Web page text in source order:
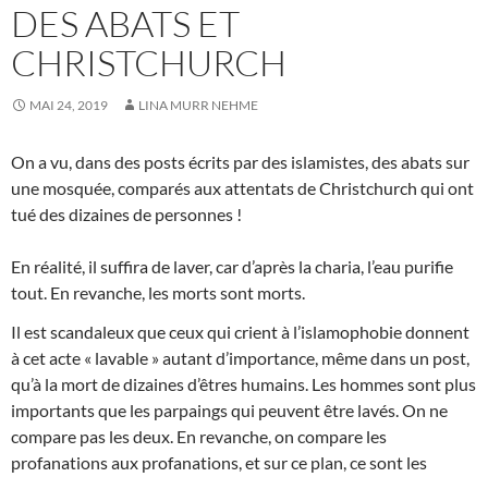
DES ABATS ET
CHRISTCHURCH
MAI 24, 2019 LINA MURR NEHME
On a vu, dans des posts écrits par des islamistes, des abats sur
une mosquée, comparés aux attentats de Christchurch qui ont
tué des dizaines de personnes !
En réalité, il suffira de laver, car d’après la charia, l’eau purifie
tout. En revanche, les morts sont morts.
Il est scandaleux que ceux qui crient à l’islamophobie donnent
à cet acte « lavable » autant d’importance, même dans un post,
qu’à la mort de dizaines d’êtres humains. Les hommes sont plus
importants que les parpaings qui peuvent être lavés. On ne
compare pas les deux. En revanche, on compare les
profanations aux profanations, et sur ce plan, ce sont les